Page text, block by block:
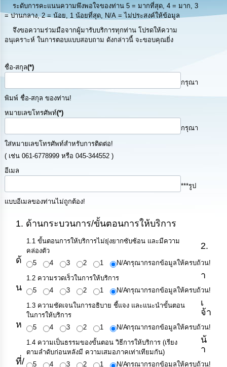
บริการ
แผนการ
ใช้
ประมาณ
ประจำ
ปี
การ
บริหาร
พัฒนา
ทรัพยากร
บุคคล
จัด
ซื้อ
จ้าง
การ
เงิน
การ
คลัง
แผนการ
ป้องกัน
การ
ทุจริต
การ
ดำเนิน
ระดับการคะแนนความพึงพอใจของท่าน 5 = มากที่สุด, 4 = มาก, 3
= ปานกลาง, 2 = น้อย, 1 น้อยที่สุด, N/A = ไม่ประสงค์ให้ข้อมูล
จึงขอความร่วมมือจากผู้มารับบริการทุกท่าน โปรดให้ความ
อนุเคราะห์ ในการตอบแบบสอบถาม ดังกล่าวนี้ จะขอบคุณยิ่ง
ชื่อ-สกุล(*)
กรุณา
พิมพ์ ชื่อ-สกุล ของท่าน!
หมายเลขโทรศัพท์(*)
กรุณา
ใส่หมายเลขโทรศัพท์สำหรับการติดต่อ!
( เช่น 061-6778999 หรือ 045-344552 )
อีเมล
***รูป
แบบอีเมลของท่านไม่ถูกต้อง!
1. ด้านกระบวนการ/ขั้นตอนการให้บริการ
1.1 ขั้นตอนการให้บริการไม่ยุ่งยากซับซ้อน และมีความ
คล่องตัว
5
4 3 2 1 N/Aกรุณากรอกข้อมูลให้ครบถ้วน!
1.2 ความรวดเร็วในการให้บริการ
5
4 3 2 1 N/Aกรุณากรอกข้อมูลให้ครบถ้วน!
1.3 ความชัดเจนในการอธิบาย ชี้แจง และแนะนำขั้นตอน
ในการให้บริการ
5
4 3 2 1 N/Aกรุณากรอกข้อมูลให้ครบถ้วน!
1.4 ความเป็นธรรมของขั้นตอน วิธีการให้บริการ (เรียง
ตามลำดับก่อนหลังมี ความเสมอภาคเท่าเทียมกัน)
5
4 3 2 1 N/Aกรุณากรอกข้อมูลให้ครบถ้วน!
2.
ด้
า
น
เ
จ้า
ห
น้
า
ที่/